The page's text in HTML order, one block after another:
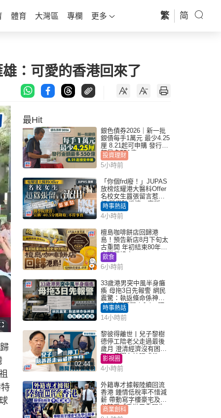
體育 大灣區 專欄 更多 繁 简
：可愛的香港回來了
F
u
l
s
c
r
e
e
n
最Hit
銀色債券2026｜新一批
銀債每手1萬元 最少4.25
厘 8.21起可申購 發行金
額最多550億
投資理財
5小時前
「你個frd廢！」JUPAS
放榜炫耀港大醫科Offer
名校女生囂張留言惹眾
怒 醫學院澄清：宣稱
「40.5分獲錄取」不符事
實｜Juicy叮
時事熱話
4小時前
檀島咖啡餅店回歸港
島！預告新店8月下旬太
古重開 年初結束80年歷
史灣仔總店
飲食
6小時前
33歲港男突中風半身癱
瘓 母拖3日先報警 網民
震驚：執返條命係神蹟
自爆2個惡習｜Juicy叮
時事熱話
14小時前
02:44
黎彼得離世丨兒子黎樹
德停工陪老父走過最後
歲月 澄清經濟沒有困
難：傳聞有誇張成份
影視圈
4小時前
外籍專才據報陸續回流
香港 鍾情低稅率不惜減
薪 帶動寫字樓豪宅及學
位競爭「香港已重現生
機」
商業創科